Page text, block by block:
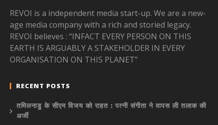
REVOI is a independent media start-up. We are a new-
age media company with a rich and storied legacy.
REVOI believes : “INFACT EVERY PERSON ON THIS
EARTH IS ARGUABLY A STAKEHOLDER IN EVERY
ORGANISATION ON THIS PLANET”
RECENT POSTS
तमिलनाडु के सीएम विजय को राहत : पत्नी संगीता ने वापस ली तलाक की
अर्जी